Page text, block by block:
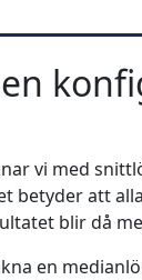
vi med
betyder att
blir då
en